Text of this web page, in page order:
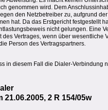
genommen wird. Dem
den Netzbetreiber zu, aufgrund
hat. Da das Erstgericht festgestellt
nicht gelungen. Eine
Vertrages, wenn über
Person des Vertragspartners.
in diesem Fall die Dialer-Verbindung
2 R 154/05w